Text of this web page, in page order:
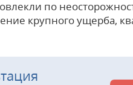
по
крупного ущерба,